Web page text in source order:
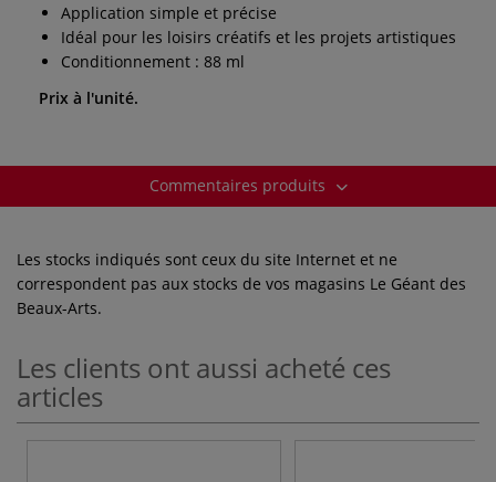
Application simple et précise
Idéal pour les loisirs créatifs et les projets artistiques
Conditionnement : 88 ml
Prix à l'unité.
Commentaires produits
Les stocks indiqués sont ceux du site Internet et ne
correspondent pas aux stocks de vos magasins Le Géant des
Beaux-Arts.
Les clients ont aussi acheté ces
articles